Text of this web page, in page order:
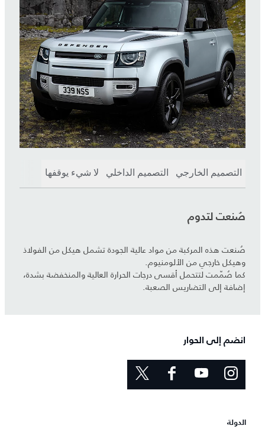
التصميم الخارجي التصميم الداخلي لا شيء يوقفها
صُنعت لتدوم
صُنعت هذه المركبة من مواد عالية الجودة تشمل هيكل من الفولاذ
وهيكل خارجي من الألومنيوم.
كما صُمّمت لتتحمل أقسى درجات الحرارة العالية والمنخفضة بشدة،
إضافة إلى التضاريس الصعبة.
انضم إلى الحوار
الدولة